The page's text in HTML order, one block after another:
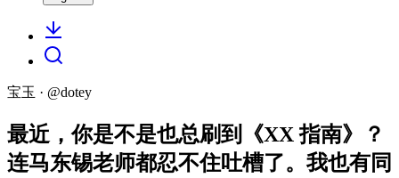
宝玉 · @dotey
最近，你是不是也总刷到《XX 指南》？
连马东锡老师都忍不住吐槽了。我也有同